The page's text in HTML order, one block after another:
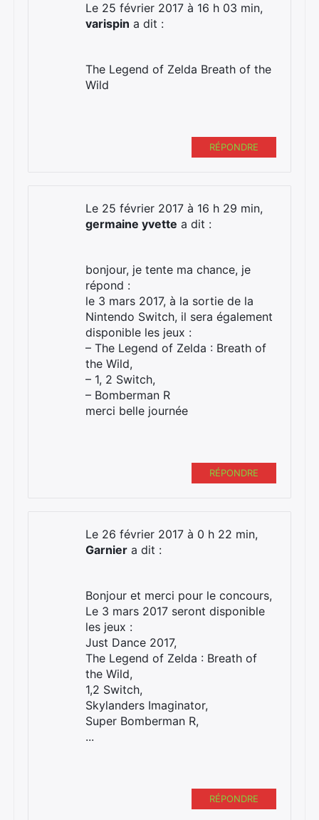
Le 25 février 2017 à 16 h 03 min,
varispin a dit :
The Legend of Zelda Breath of the
Wild
RÉPONDRE
Le 25 février 2017 à 16 h 29 min,
germaine yvette a dit :
bonjour, je tente ma chance, je
répond :
le 3 mars 2017, à la sortie de la
Nintendo Switch, il sera également
disponible les jeux :
– The Legend of Zelda : Breath of
the Wild,
– 1, 2 Switch,
– Bomberman R
merci belle journée
RÉPONDRE
Le 26 février 2017 à 0 h 22 min,
Garnier a dit :
Bonjour et merci pour le concours,
Le 3 mars 2017 seront disponible
les jeux :
Just Dance 2017,
The Legend of Zelda : Breath of
the Wild,
1,2 Switch,
Skylanders Imaginator,
Super Bomberman R,
...
RÉPONDRE